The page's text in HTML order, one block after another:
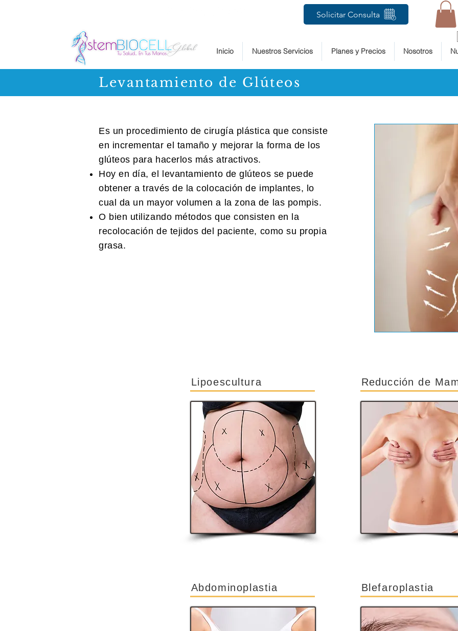
Solicitar Consulta
Inicio Nuestros Servicios Planes y Precios Nosotros
Levantamiento de Glúteos
Es un procedimiento de cirugía plástica que consiste
en incrementar el tamaño y mejorar la forma de los
glúteos para hacerlos más atractivos.
Hoy en día, el levantamiento de glúteos se puede
obtener a través de la colocación de implantes, lo
cual da un mayor volumen a la zona de las pompis.
O bien utilizando métodos que consisten en la
recolocación de tejidos del paciente, como su propia
grasa.
Lipoescultura
Abdominoplastia
Reducción de
Blefaroplastia